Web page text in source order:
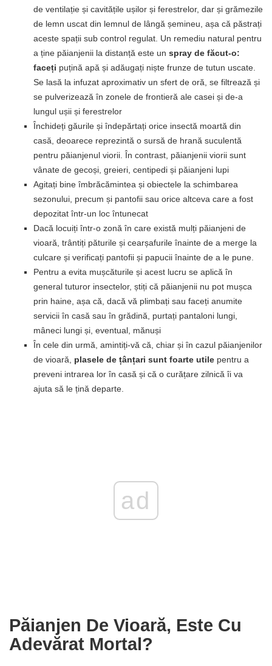
de ventilație și cavitățile ușilor și ferestrelor, dar și grămezile
de lemn uscat din lemnul de lângă șemineu, așa că păstrați
aceste spații sub control regulat. Un remediu natural pentru
a ține păianjenii la distanță este un spray de făcut-o:
faceți puțină apă și adăugați niște frunze de tutun uscate.
Se lasă la infuzat aproximativ un sfert de oră, se filtrează și
se pulverizează în zonele de frontieră ale casei și de-a
lungul ușii și ferestrelor
Închideți găurile și îndepărtați orice insectă moartă din
casă, deoarece reprezintă o sursă de hrană suculentă
pentru păianjenul viorii. În contrast, păianjenii viorii sunt
vânate de gecoși, greieri, centipedi și păianjeni lupi
Agitați bine îmbrăcămintea și obiectele la schimbarea
sezonului, precum și pantofii sau orice altceva care a fost
depozitat într-un loc întunecat
Dacă locuiți într-o zonă în care există mulți păianjeni de
vioară, trântiți păturile și cearșafurile înainte de a merge la
culcare și verificați pantofii și papucii înainte de a le pune.
Pentru a evita mușcăturile și acest lucru se aplică în
general tuturor insectelor, știți că păianjenii nu pot mușca
prin haine, așa că, dacă vă plimbați sau faceți anumite
servicii în casă sau în grădină, purtați pantaloni lungi,
mâneci lungi și, eventual, mănuși
În cele din urmă, amintiți-vă că, chiar și în cazul păianjenilor
de vioară, plasele de țânțari sunt foarte utile pentru a
preveni intrarea lor în casă și că o curățare zilnică îi va
ajuta să le țină departe.
ad
Păianjen De Vioară, Este Cu
Adevărat Mortal?